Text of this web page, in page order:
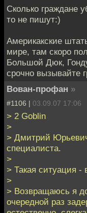
Сколько граждане
то не пишут:)
Америкакские
мире, там скоро
Большой Дюк,
срочно вызывайте
Вован-профан »
#1106 | 03.09.07 17:06
> 2 Goblin
>
> Дмитрий
специалиста.
>
> Такая ситуация -
>
> Возвращаюсь я
очередной раз